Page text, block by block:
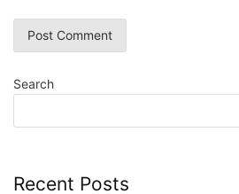
Search
Recent Posts